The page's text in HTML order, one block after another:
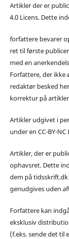
Artikler der er
4.0 Licens. Dette
forfattere bevarer
ret til første
med en
Forfattere, der ikke
redaktør besked
korrektur på
Artikler udgivet i
under en CC-BY-NC
Artikler, der er
ophavsret. Dette
dem på
genudgives uden
Forfattere kan
eksklusiv
(f.eks. sende det til